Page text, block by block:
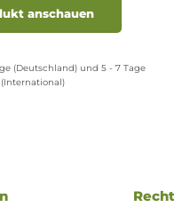
anschauen
weist
Varianten
(Deutschland) und 5 - 7 Tage
(International)